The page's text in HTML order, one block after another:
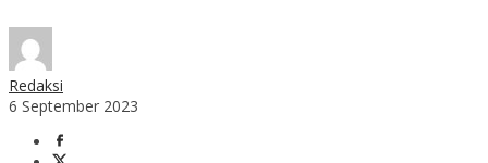
Redaksi
6 September 2023